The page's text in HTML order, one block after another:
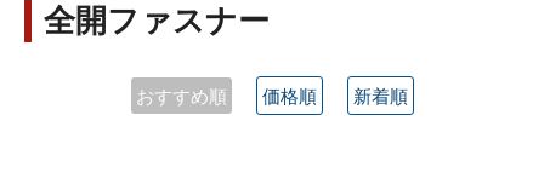
全開ファスナー
おすすめ順 価格順 新着順